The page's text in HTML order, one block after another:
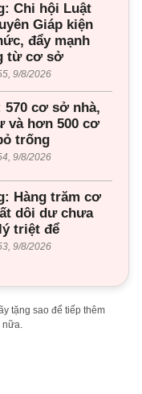
Chi hội Luật
Giáp kiện
đẩy mạnh
từ cơ sở
9/8/2026
570 cơ sở nhà,
và hơn 500 cơ
trống
9/8/2026
Hàng trăm cơ
dôi dư chưa
triệt để
9/8/2026
tặng sao để tiếp thêm
nữa.